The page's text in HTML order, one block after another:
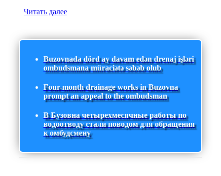
Читать далее
Buzovnada dörd ay davam edən drenaj işləri
ombudsmana müraciətə səbəb olub
Four-month drainage works in Buzovna
prompt an appeal to the ombudsman
В Бузовна четырехмесячные работы по
водоотводу стали поводом для обращения
к омбудсмену